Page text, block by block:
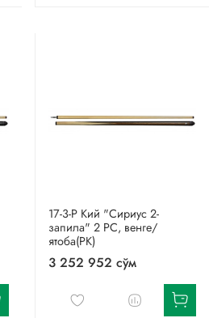
17-3-Р Кий "Сириус 2-
запила" 2 РС, венге/
ятоба(РК)
3 252 952 сўм